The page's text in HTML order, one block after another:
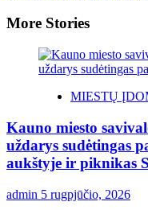
More Stories
MIESTŲ
Kauno miesto
uždarys sudėtingas
aukštyje ir piknikas
admin 5 rugpjūčio, 2026